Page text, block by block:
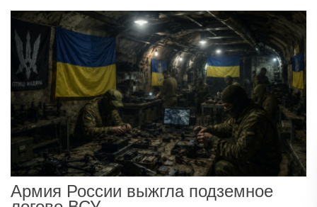
Армия России выжгла подземное